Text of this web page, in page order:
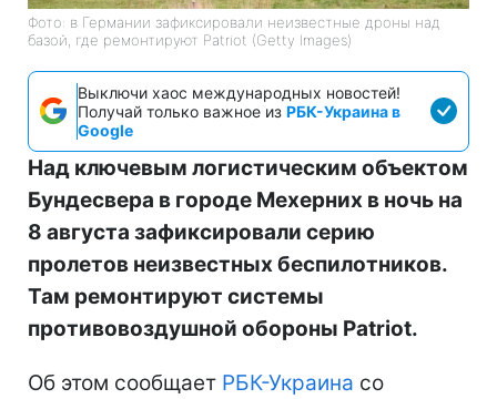
Фото: в Германии зафиксировали неизвестные дроны над
базой, где ремонтируют Patriot (Getty Images)
Выключи хаос международных новостей!
Получай только важное из РБК-Украина в
Google
Над ключевым логистическим объектом
Бундесвера в городе Мехерних в ночь на
8 августа зафиксировали серию
пролетов неизвестных беспилотников.
Там ремонтируют системы
противовоздушной обороны Patriot.
Об этом сообщает РБК-Украина со